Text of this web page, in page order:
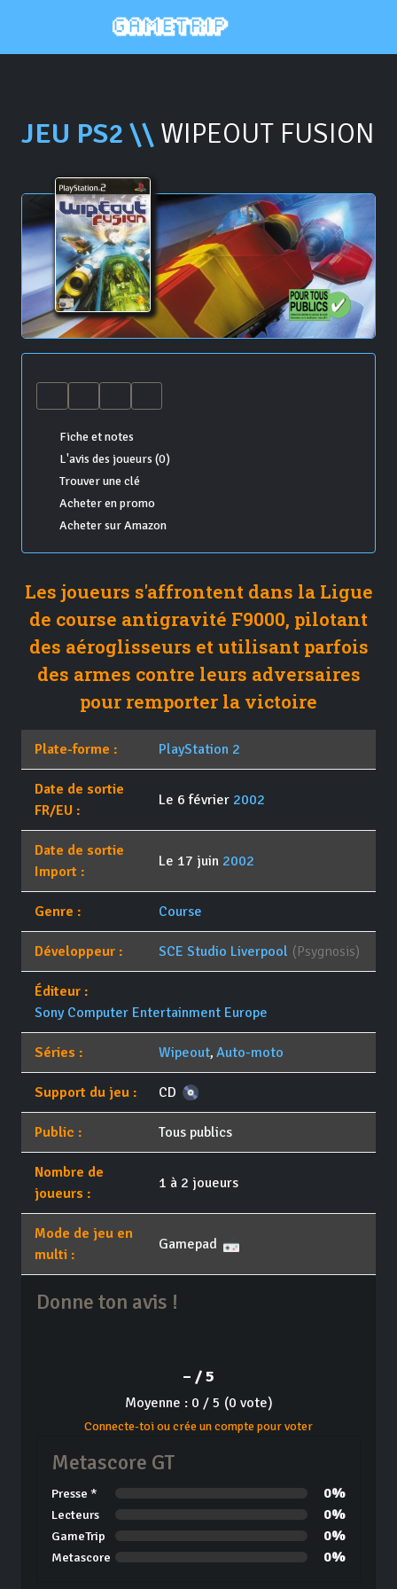
JEU PS2 \\ WIPEOUT FUSION
Fiche et notes
L'avis des joueurs (0)
Trouver une clé
Acheter en promo
Acheter sur Amazon
Les joueurs s'affrontent dans la Ligue
de course antigravité F9000, pilotant
des aéroglisseurs et utilisant parfois
des armes contre leurs adversaires
pour remporter la victoire
Plate-forme : PlayStation 2
Date de sortie
FR/EU :
Le 6 février 2002
Date de sortie
Import :
Le 17 juin 2002
Genre : Course
Développeur : SCE Studio Liverpool (Psygnosis)
Éditeur :
Sony Computer Entertainment Europe
Séries : Wipeout, Auto-moto
Support du jeu : CD
Public : Tous publics
Nombre de
joueurs :
1 à 2 joueurs
Mode de jeu en
multi :
Gamepad
Donne ton avis !
– / 5
Moyenne : 0 / 5 (0 vote)
Connecte-toi ou crée un compte pour voter
Metascore GT
Presse * 0%
Lecteurs 0%
GameTrip 0%
Metascore 0%